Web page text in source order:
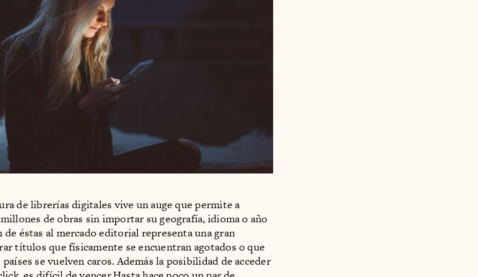
de librerías digitales vive un auge que permite a
de obras sin importar su geografía, idioma o año
éstas al mercado editorial representa una gran
títulos que físicamente se encuentran agotados o que
se vuelven caros. Además la posibilidad de acceder